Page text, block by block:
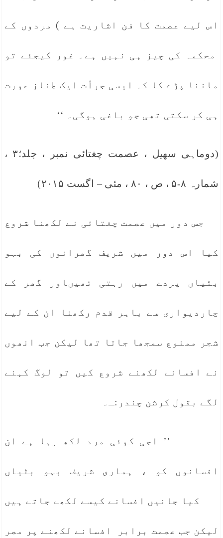
اس لیے عصمت کا فن اشاریت ہے ) مردوں کے
محکمہ کی چیز ہی نہیں ہے۔ غور کیجئے تو
ماننا پڑے کا کہ ایسی جرأت ایک طناز عورت
ہی کر سکتی تھی جو باغی ہوگی۔ ‘‘
(دوماہی سھیل ، عصمت چغتائی نمبر ، جلد؛۳ ،
شمارہ ۸-۵ ، ص ، ۸۰ ، مئی – اگست ۲۰۱۵)
جس دور میں عصمت چغتائی نے لکھنا شروع
کیا اس دور میں شریف گھرانوں کی بہو
بٹیاں پردے میں رہتی تھیںاور گھر کے
چاردیواری سے باہر قدم رکھنا ان کے لیے
شجر ممنوع سمجھا جاتا تھا لیکن جب انھوں
نے افسانے لکھنے شروع کیں تو لوگ کہنے
لگے بقول کرشن چندر:ـ۔
’’ اجی کوئی مرد لکھ رہا ہے ان
افسانوں کو ، ہماری شریف بہو بٹیاں
کیا جانیں افسانے کیسے لکھے جاتے ہیں
لیکن جب عصمت برابر افسانے لکھنے پر مصر